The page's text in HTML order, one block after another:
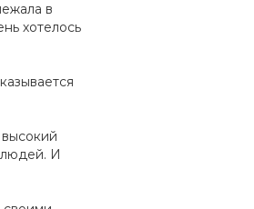
в
хотелось
людей. И